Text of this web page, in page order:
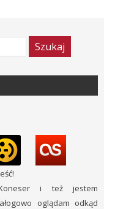
i też jestem
oglądam odkąd